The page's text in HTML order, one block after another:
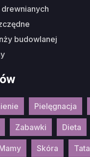
budowlanej
Pielęgnacja
Zabawki Dieta
Skóra Tata